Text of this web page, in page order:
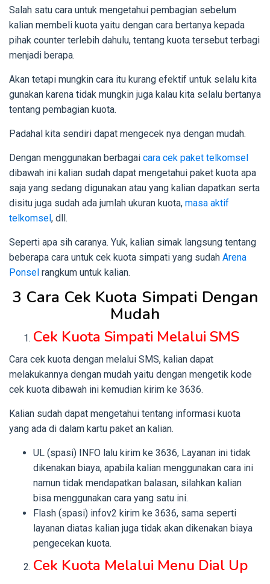
Salah satu cara untuk mengetahui pembagian sebelum
kalian membeli kuota yaitu dengan cara bertanya kepada
pihak counter terlebih dahulu, tentang kuota tersebut terbagi
menjadi berapa.
Akan tetapi mungkin cara itu kurang efektif untuk selalu kita
gunakan karena tidak mungkin juga kalau kita selalu bertanya
tentang pembagian kuota.
Padahal kita sendiri dapat mengecek nya dengan mudah.
Dengan menggunakan berbagai cara cek paket telkomsel
dibawah ini kalian sudah dapat mengetahui paket kuota apa
saja yang sedang digunakan atau yang kalian dapatkan serta
disitu juga sudah ada jumlah ukuran kuota, masa aktif
telkomsel, dll.
Seperti apa sih caranya. Yuk, kalian simak langsung tentang
beberapa cara untuk cek kuota simpati yang sudah Arena
Ponsel rangkum untuk kalian.
3 Cara Cek Kuota Simpati Dengan
Mudah
Cek Kuota Simpati Melalui SMS
Cara cek kuota dengan melalui SMS, kalian dapat
melakukannya dengan mudah yaitu dengan mengetik kode
cek kuota dibawah ini kemudian kirim ke 3636.
Kalian sudah dapat mengetahui tentang informasi kuota
yang ada di dalam kartu paket an kalian.
UL (spasi) INFO lalu kirim ke 3636, Layanan ini tidak
dikenakan biaya, apabila kalian menggunakan cara ini
namun tidak mendapatkan balasan, silahkan kalian
bisa menggunakan cara yang satu ini.
Flash (spasi) infov2 kirim ke 3636, sama seperti
layanan diatas kalian juga tidak akan dikenakan biaya
pengecekan kuota.
Cek Kuota Melalui Menu Dial Up